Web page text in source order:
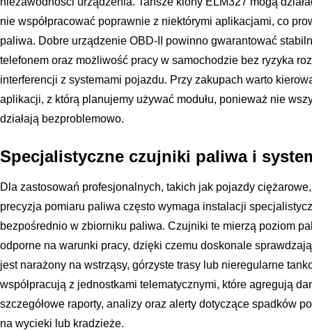
nie współpracować poprawnie z niektórymi aplikacjami, co
paliwa. Dobre urządzenie OBD-II powinno gwarantować
telefonem oraz możliwość pracy w samochodzie bez ryzyka
interferencji z systemami pojazdu. Przy zakupach warto
aplikacji, z którą planujemy używać modułu, ponieważ nie
działają bezproblemowo.
Specjalistyczne czujniki paliwa i
Dla zastosowań profesjonalnych, takich jak pojazdy
precyzja pomiaru paliwa często wymaga instalacji
bezpośrednio w zbiorniku paliwa. Czujniki te mierzą poziom
odporne na warunki pracy, dzięki czemu doskonale
jest narażony na wstrząsy, górzyste trasy lub nieregularne
współpracują z jednostkami telematycznymi, które agregują
szczegółowe raporty, analizy oraz alerty dotyczące spadków
na wycieki lub kradzieże.